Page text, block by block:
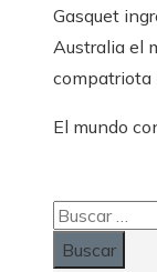
Gasquet
Australia el
compatriota
El mundo
Buscar: